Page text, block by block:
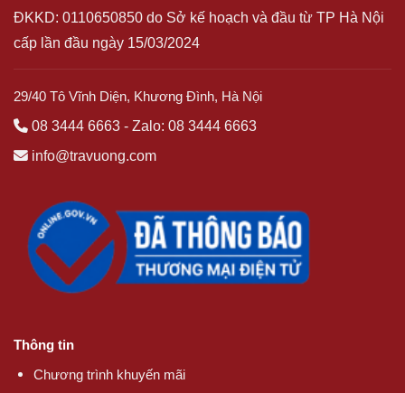
ĐKKD: 0110650850 do Sở kế hoạch và đầu từ TP Hà Nội
cấp lần đầu ngày 15/03/2024
29/40 Tô Vĩnh Diện, Khương Đình, Hà Nội
08 3444 6663 - Zalo: 08 3444 6663
info@travuong.com
Thông tin
Chương trình khuyến mãi